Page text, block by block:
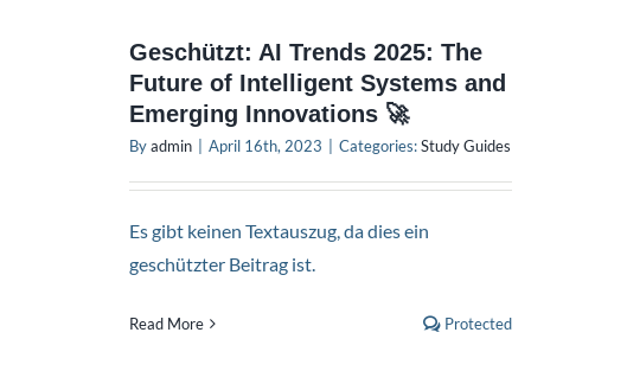
Geschützt: AI Trends 2025: The
Future of Intelligent Systems and
Emerging Innovations 🚀
Byadmin | April 16th, 2023 | Categories:Study Guides
Es gibt keinen Textauszug, da dies ein
geschützter Beitrag ist.
Read More Protected